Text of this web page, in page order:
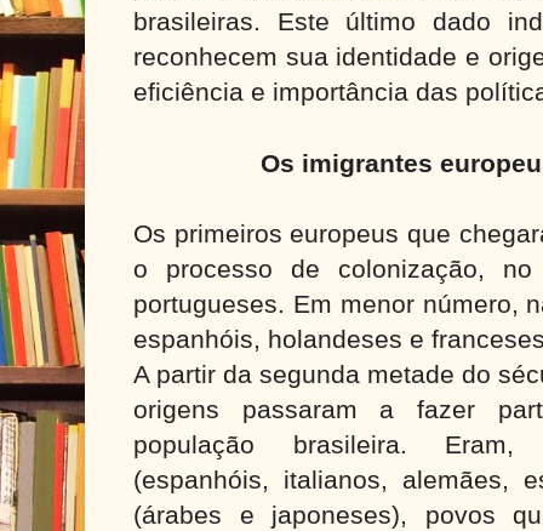
brasileiras. Este último dado
reconhecem sua identidade e
eficiência e importância das
Os imigrantes
Os primeiros europeus que
o processo de colonização,
portugueses. Em menor número,
espanhóis, holandeses e
A partir da segunda metade do
origens passaram a fazer
população brasileira. Eram,
(espanhóis, italianos, alemães,
(árabes e japoneses), povos